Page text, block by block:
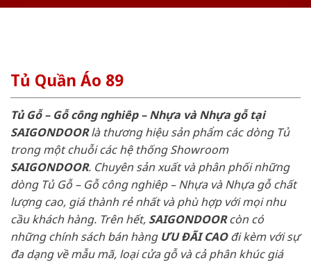
Tủ Quần Áo 89
Tủ Gỗ – Gỗ công nghiêp – Nhựa và Nhựa gỗ tại
SAIGONDOORlà thương hiệu sản phẩm các dòng Tủ
trong một chuỗi các hệ thống Showroom
SAIGONDOOR. Chuyên sản xuất và phân phối những
dòng Tủ Gỗ – Gỗ công nghiêp – Nhựa và Nhựa gỗ chất
lượng cao, giá thành rẻ nhất và phù hợp với mọi nhu
cầu khách hàng. Trên hết, SAIGONDOORcòn có
những chính sách bán hàng ƯU ĐÃI CAOđi kèm với sự
đa dạng về mẫu mã, loại cửa gỗ và cả phân khúc giá